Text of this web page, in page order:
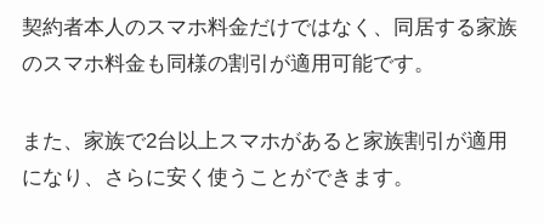
契約者本人のスマホ料金だけではなく、同居する家族
のスマホ料金も同様の割引が適用可能です。
また、家族で2台以上スマホがあると家族割引が適用
になり、さらに安く使うことができます。